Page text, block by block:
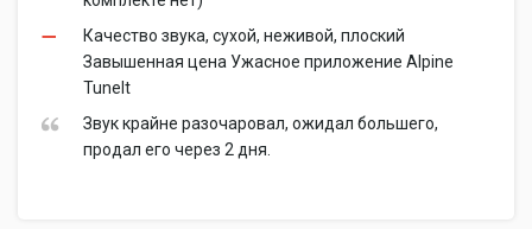
Качество звука, сухой, неживой, плоский
Завышенная цена Ужасное приложение Alpine
TuneIt
Звук крайне разочаровал, ожидал большего,
продал его через 2 дня.